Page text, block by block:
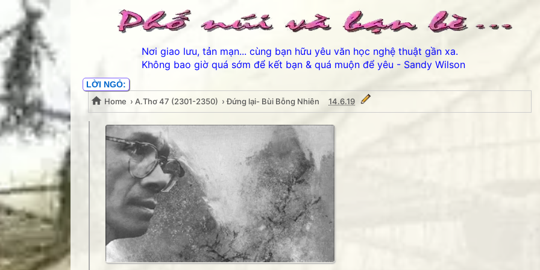
Nơi giao lưu, tản mạn... cùng bạn hữu yêu văn học nghệ thuật gần xa.
Không bao giờ quá sớm để kết bạn & quá muộn để yêu - Sandy Wilson
LỜI NGỎ:
Home › A.Thơ 47 (2301-2350) › Đứng lại- Bùi Bỗng Nhiên 14.6.19
Đứng lại- Bùi Bỗng Nhiên